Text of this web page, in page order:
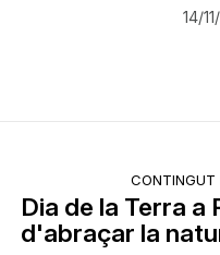
14/
CONTINGUT
Dia de la Terra
d'abraçar la